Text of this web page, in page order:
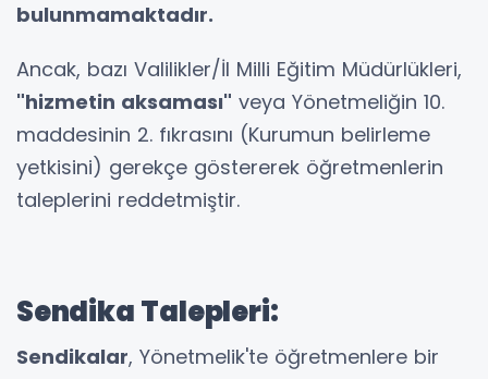
bulunmamaktadır.
Ancak, bazı Valilikler/İl Milli Eğitim Müdürlükleri,
"hizmetin aksaması" veya Yönetmeliğin 10.
maddesinin 2. fıkrasını (Kurumun belirleme
yetkisini) gerekçe göstererek öğretmenlerin
taleplerini reddetmiştir.
Sendika Talepleri:
Sendikalar, Yönetmelik'te öğretmenlere bir